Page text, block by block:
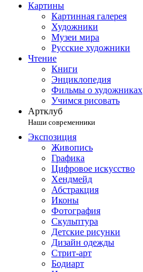
Картины
Картинная галерея
Художники
Музеи мира
Русские художники
Чтение
Книги
Энциклопедия
Фильмы о художниках
Учимся рисовать
Артклуб
Наши современники
Экспозиция
Живопись
Графика
Цифровое искусство
Хендмейд
Абстракция
Иконы
Фотография
Скульптура
Детские рисунки
Дизайн одежды
Стрит-арт
Бодиарт